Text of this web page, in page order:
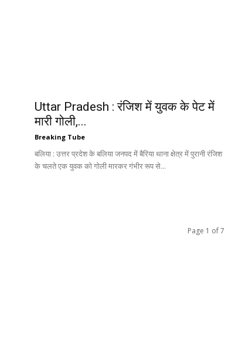
Uttar Pradesh : रंजिश में युवक के पेट में
मारी गोली,...
Breaking Tube
बलिया : उत्तर प्रदेश के बलिया जनपद में बैरिया थाना क्षेत्र में पुरानी रंजिश
के चलते एक युवक को गोली मारकर गंभीर रूप से...
Page 1 of 7